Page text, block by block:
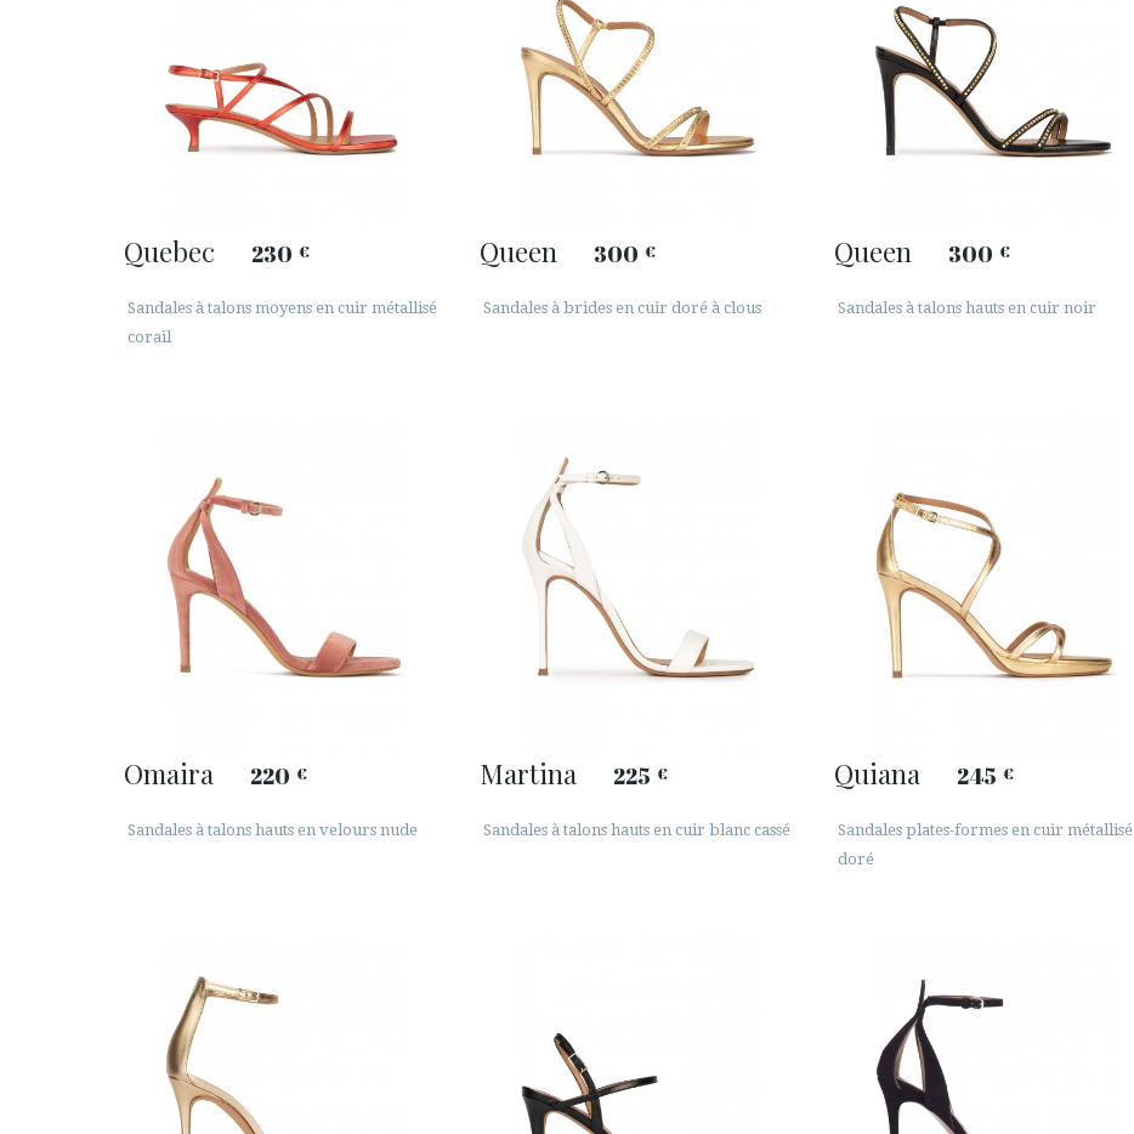
Quebec 230 €
Sandales à talons moyens en cuir métallisé
corail
Queen 300 €
Sandales à brides en cuir doré à clous
Queen 300 €
Sandales à talons hauts en cuir noir
Omaira 220 €
Sandales à talons hauts en velours nude
Martina 225 €
Sandales à talons hauts en cuir blanc cassé
Quiana 245 €
Sandales plates-formes en cuir métallisé
doré